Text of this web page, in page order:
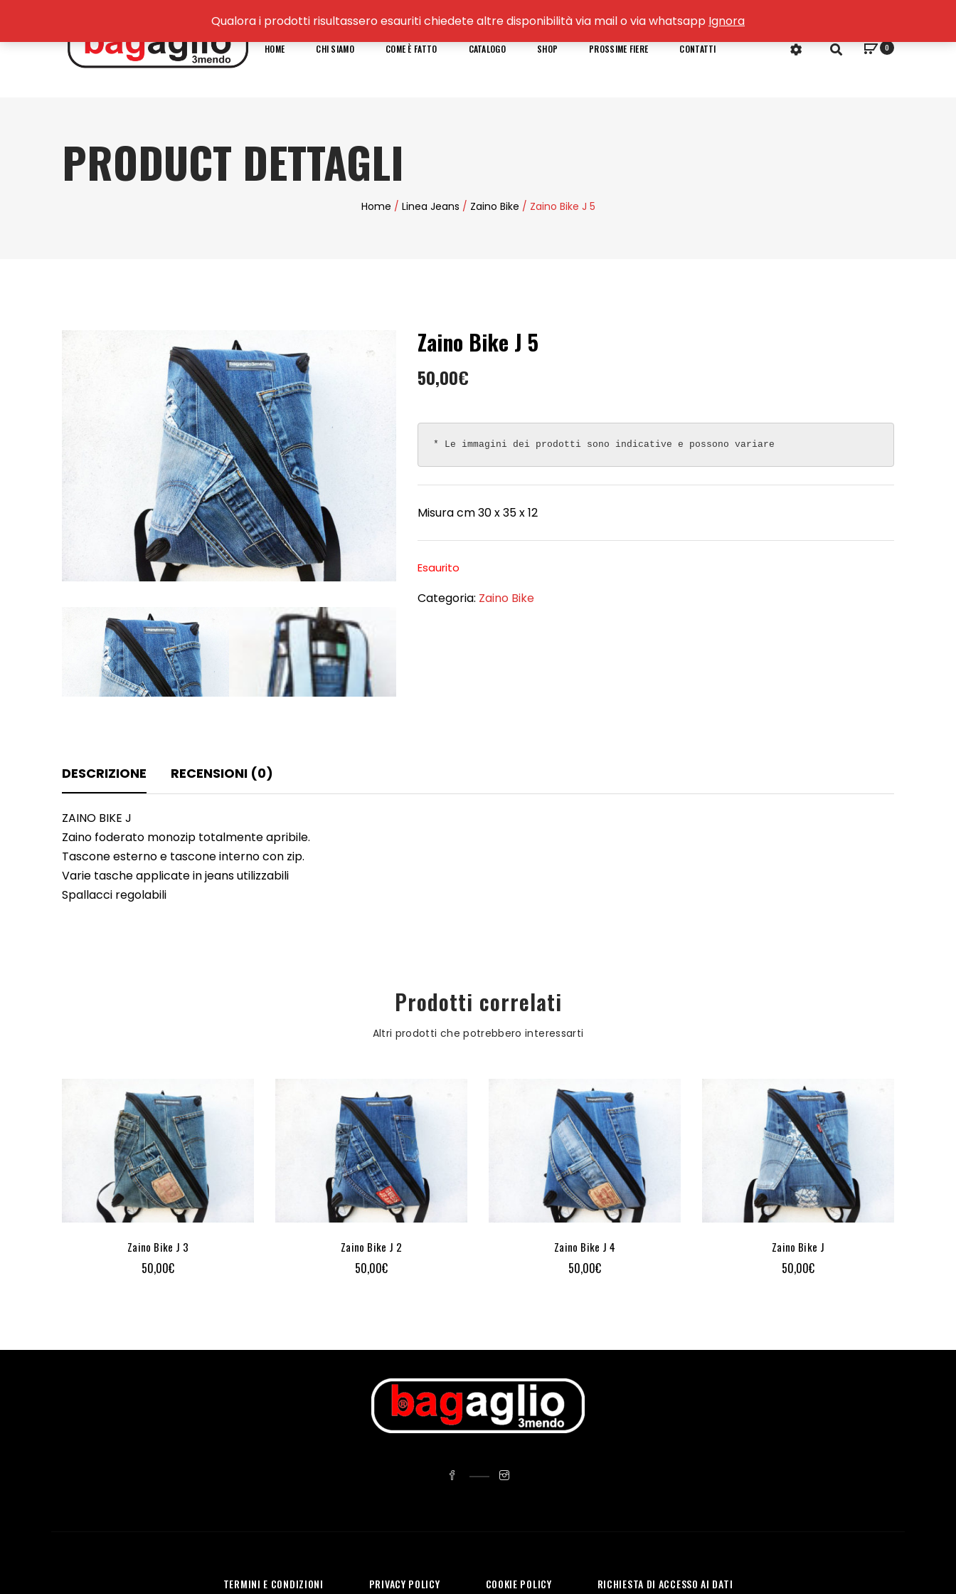
0
HOME CHI SIAMO COME È FATTO CATALOGO SHOP PROSSIME FIERE CONTATTI
PRODUCT DETTAGLI
Home / Linea Jeans / Zaino Bike / Zaino Bike J 5
Zaino Bike J 5
50,00€
* Le immagini dei prodotti sono indicative e possono variare
Misura cm 30 x 35 x 12
Esaurito
Categoria: Zaino Bike
DESCRIZIONE RECENSIONI (0)
ZAINO BIKE J
Zaino foderato monozip totalmente apribile.
Tascone esterno e tascone interno con zip.
Varie tasche applicate in jeans utilizzabili
Spallacci regolabili
Prodotti correlati
Altri prodotti che potrebbero interessarti
Zaino Bike J 3
50,00€
Zaino Bike J 2
50,00€
Zaino Bike J 4
50,00€
Zaino Bike J
50,00€
TERMINI E CONDIZIONI PRIVACY POLICY COOKIE POLICY RICHIESTA DI ACCESSO AI DATI
Qualora i prodotti risultassero esauriti chiedete altre disponibilità via mail o via whatsapp Ignora